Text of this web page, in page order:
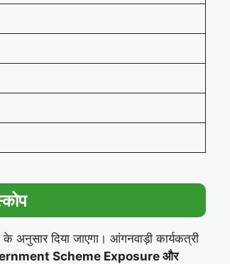
अनुसार दिया जाएगा। आंगनवाड़ी कार्यकत्री
Scheme Exposure और